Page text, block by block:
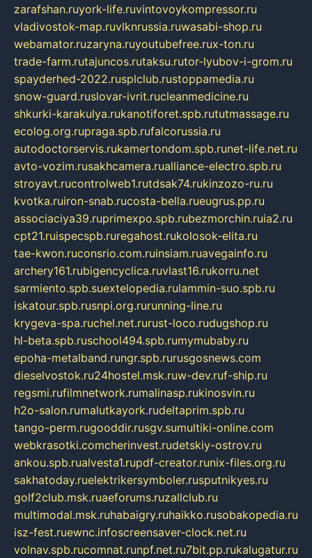
zarafshan.ruyork-life.ruvintovoykompressor.ru
vladivostok-map.ruvlknrussia.ruwasabi-shop.ru
webamator.ruzaryna.ruyoutubefree.rux-ton.ru
trade-farm.rutajuncos.rutaksu.rutor-lyubov-i-grom.ru
spayderhed-2022.rusplclub.rustoppamedia.ru
snow-guard.ruslovar-ivrit.rucleanmedicine.ru
shkurki-karakulya.rukanotiforet.spb.rututmassage.ru
ecolog.org.rupraga.spb.rufalcorussia.ru
autodoctorservis.rukamertondom.spb.runet-life.net.ru
avto-vozim.rusakhcamera.rualliance-electro.spb.ru
stroyavt.rucontrolweb1.rutdsak74.rukinzozo-ru.ru
kvotka.ruiron-snab.rucosta-bella.rueugrus.pp.ru
associaciya39.ruprimexpo.spb.rubezmorchin.ruia2.ru
cpt21.ruispecspb.ruregahost.rukolosok-elita.ru
tae-kwon.ruconsrio.com.ruinsiam.ruavegainfo.ru
archery161.rubigencyclica.ruvlast16.rukorru.net
sarmiento.spb.suextelopedia.rulammin-suo.spb.ru
iskatour.spb.rusnpi.org.rurunning-line.ru
krygeva-spa.ruchel.net.rurust-loco.rudugshop.ru
hl-beta.spb.ruschool494.spb.rumymubaby.ru
epoha-metalband.rungr.spb.rurusgosnews.com
dieselvostok.ru24hostel.msk.ruw-dev.ruf-ship.ru
regsmi.rufilmnetwork.rumalinasp.rukinosvin.ru
h2o-salon.rumalutkayork.rudeltaprim.spb.ru
tango-perm.rugooddir.rusgv.sumultiki-online.com
webkrasotki.comcherinvest.rudetskiy-ostrov.ru
ankou.spb.rualvesta1.rupdf-creator.runix-files.org.ru
sakhatoday.ruelektrikersymboler.rusputnikyes.ru
golf2club.msk.ruaeforums.ruzallclub.ru
multimodal.msk.ruhabaigry.ruhaikko.rusobakopedia.ru
isz-fest.ruewnc.infoscreensaver-clock.net.ru
volnav.spb.rucomnat.runpf.net.ru7bit.pp.rukalugatur.ru